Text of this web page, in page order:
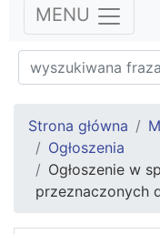
MENU
Strona główna
Ogłoszenia
Ogłoszenie w
przeznaczonych